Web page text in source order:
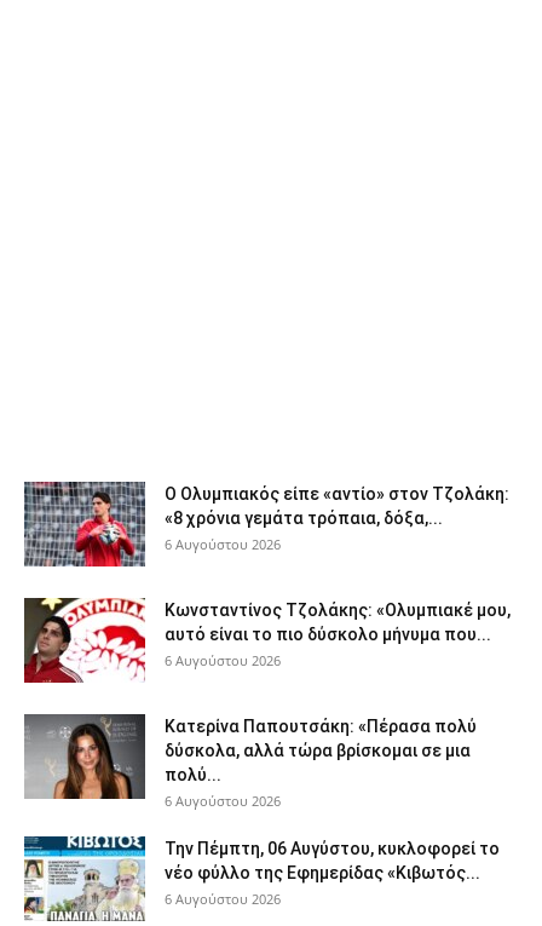
Ο Ολυμπιακός είπε «αντίο» στον Τζολάκη:
«8 χρόνια γεμάτα τρόπαια, δόξα,...
6 Αυγούστου 2026
Κωνσταντίνος Τζολάκης: «Ολυμπιακέ μου,
αυτό είναι το πιο δύσκολο μήνυμα που...
6 Αυγούστου 2026
Κατερίνα Παπουτσάκη: «Πέρασα πολύ
δύσκολα, αλλά τώρα βρίσκομαι σε μια
πολύ...
6 Αυγούστου 2026
Την Πέμπτη, 06 Αυγύστου, κυκλοφορεί το
νέο φύλλο της Εφημερίδας «Κιβωτός...
6 Αυγούστου 2026